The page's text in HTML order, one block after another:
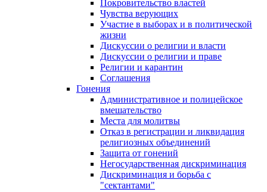
Покровительство властей
Чувства верующих
Участие в выборах и в политической
жизни
Дискуссии о религии и власти
Дискуссии о религии и праве
Религии и карантин
Соглашения
Гонения
Административное и полицейское
вмешательство
Места для молитвы
Отказ в регистрации и ликвидация
религиозных объединений
Защита от гонений
Негосударственная дискриминация
Дискриминация и борьба с
"сектантами"